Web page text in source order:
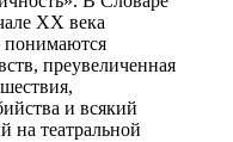
XX века
понимаются
преувеличенная
и всякий
на театральной